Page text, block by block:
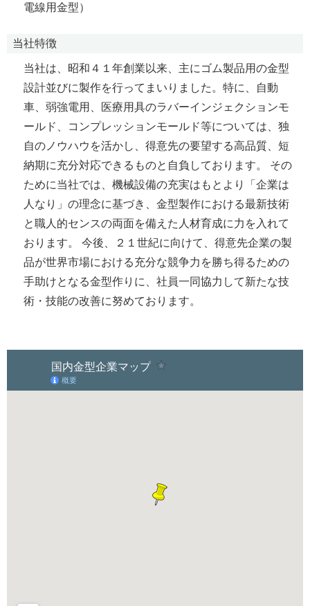
電線用金型）
当社特徴
当社は、昭和４１年創業以来、主にゴム製品用の金型
設計並びに製作を行ってまいりました。特に、自動
車、弱強電用、医療用具のラバーインジェクションモ
ールド、コンプレッションモールド等については、独
自のノウハウを活かし、得意先の要望する高品質、短
納期に充分対応できるものと自負しております。 その
ために当社では、機械設備の充実はもとより「企業は
人なり」の理念に基づき、金型製作における最新技術
と職人的センスの両面を備えた人材育成に力を入れて
おります。 今後、２１世紀に向けて、得意先企業の製
品が世界市場における充分な競争力を勝ち得るための
手助けとなる金型作りに、社員一同協力して新たな技
術・技能の改善に努めております。